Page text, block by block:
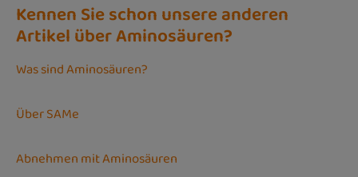
Kennen Sie schon unsere anderen
Artikel über Aminosäuren?
Was sind Aminosäuren?
Über SAMe
Abnehmen mit Aminosäuren